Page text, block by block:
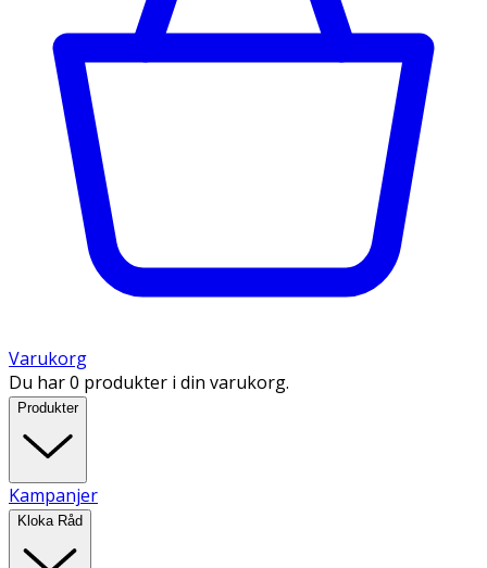
Varukorg
Du har 0 produkter i din varukorg.
Produkter
Kampanjer
Kloka Råd